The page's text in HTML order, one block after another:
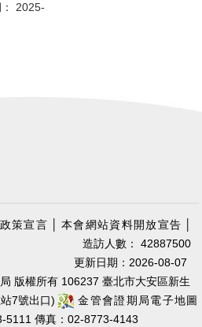
2025-
策宣言 │本會網站資料開放宣告
造訪人數： 42887500
更新日期：2026-08-07
版權所有 106237 臺北市大安區新生
7號出口)
金管會證期局電子地圖
5111 傳真：02-8773-4143